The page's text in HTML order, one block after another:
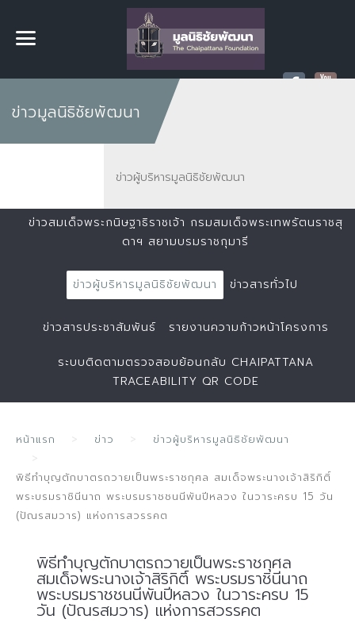
ข่าวมูลนิธิชัยพัฒนา
ข่าวผู้บริหารมูลนิธิชัยพัฒนา
ข่าวสมเด็จพระกนิษฐาธิราชเจ้า กรมสมเด็จพระเทพรัตนราชสุ
ดาฯ สยามบรมราชกุมารี
ข่าวผู้บริหารมูลนิธิชัยพัฒนา ข่าวสารทั่วไป
ข่าวสารประชาสัมพันธ์ รายงานความก้าวหน้าโครงการ
ระบบติดตามตรวจสอบย้อนกลับ CHAIPATTANA
TRACEABILITY QR CODE
หน้าแรก ข่าว ข่าวผู้บริหารมูลนิธิชัยพัฒนา
พิธีทำบุญตักบาตรถวายเป็นพระราชกุศล สมเด็จพระนางเจ้าสิริกิติ์
พระบรมราชินีนาถ พระบรมราชชนนีพันปีหลวง ในวาระครบ 15 วัน
(ปัณรสมวาร) แห่งการสวรรคต
พิธีทำบุญตักบาตรถวายเป็นพระราชกุศล
สมเด็จพระนางเจ้าสิริกิติ์ พระบรมราชินีนาถ
พระบรมราชชนนีพันปีหลวง ในวาระครบ 15
วัน (ปัณรสมวาร) แห่งการสวรรคต